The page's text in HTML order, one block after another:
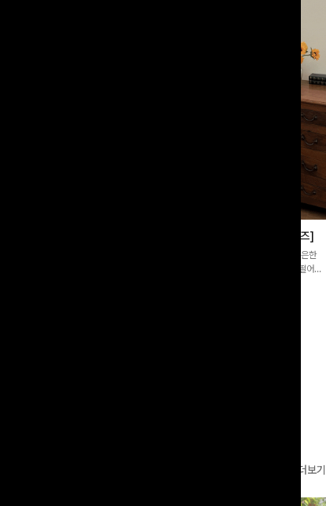
쿨링버튼 8부와이드팬츠[FREE,L사이즈]
[바스락소재💙/8부기장]사이드 버튼 디테일이 은은한
포인트가 되어주는 와이드 팬츠입니다. 여유롭게 떨어지
더보기